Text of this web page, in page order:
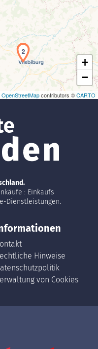
2
+
−
OpenStreetMapcontributors ©CARTO
: Einkaufs
Dienstleistungen.
Hinweise
von Cookies